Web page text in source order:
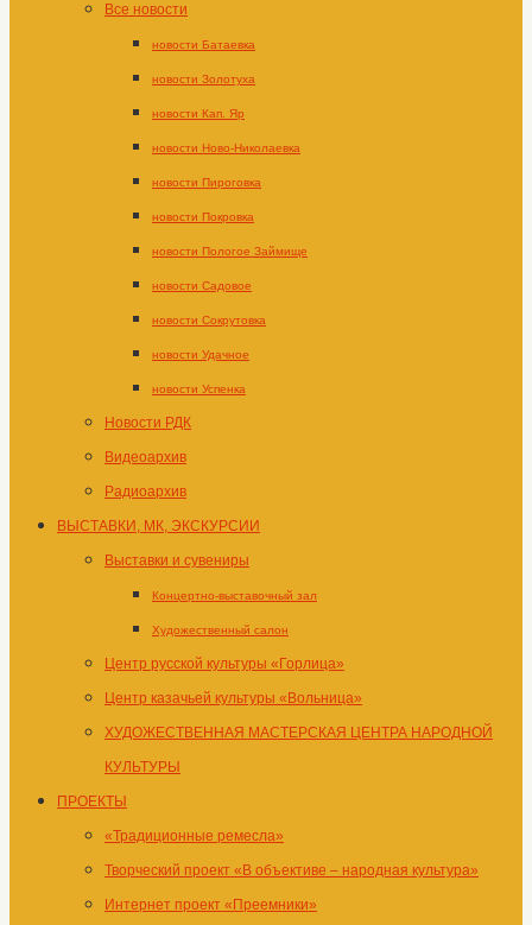
Все новости
новости Батаевка
новости Золотуха
новости Кап. Яр
новости Ново-Николаевка
новости Пироговка
новости Покровка
новости Пологое Займище
новости Садовое
новости Сокрутовка
новости Удачное
новости Успенка
Новости РДК
Видеоархив
Радиоархив
ВЫСТАВКИ, МК, ЭКСКУРСИИ
Выставки и сувениры
Концертно-выставочный зал
Художественный салон
Центр русской культуры «Горлица»
Центр казачьей культуры «Вольница»
ХУДОЖЕСТВЕННАЯ МАСТЕРСКАЯ ЦЕНТРА НАРОДНОЙ
КУЛЬТУРЫ
ПРОЕКТЫ
«Традиционные ремесла»
Творческий проект «В объективе – народная культура»
Интернет проект «Преемники»